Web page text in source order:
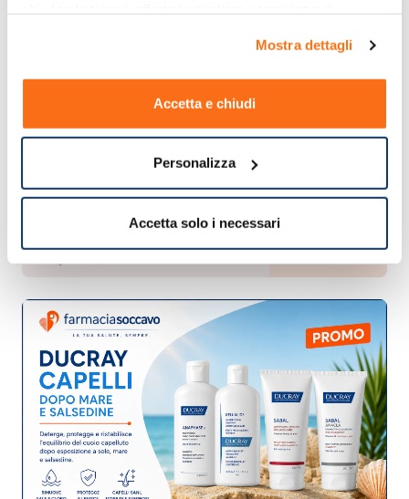
Mostra dettagli
Accetta e chiudi
Personalizza
Accetta solo i necessari